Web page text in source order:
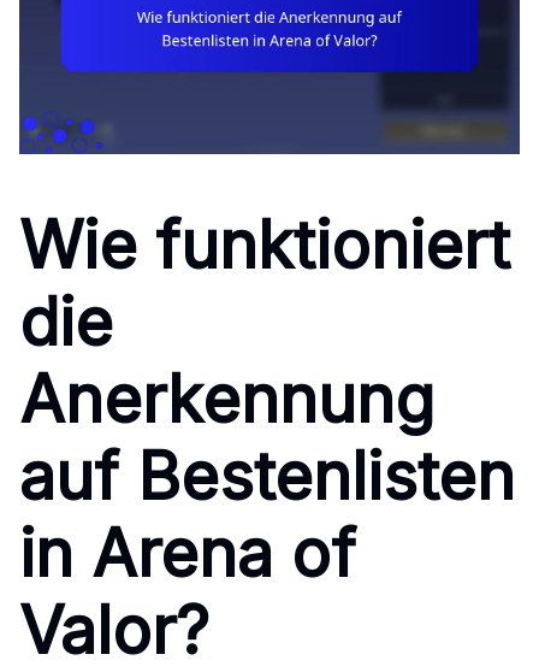
Wie funktioniert
die
Anerkennung
auf Bestenlisten
in Arena of
Valor?